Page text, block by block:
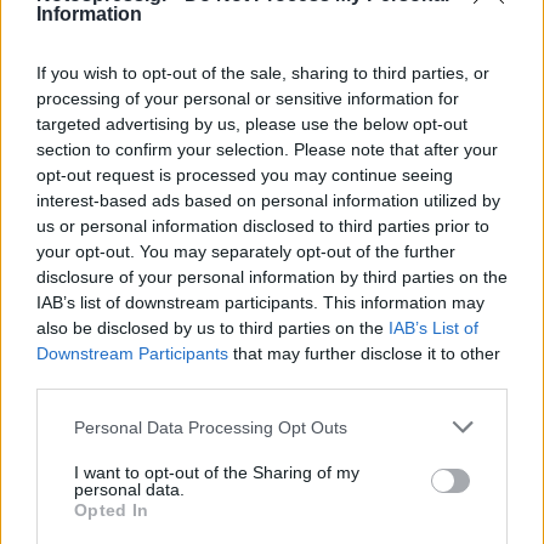
Information
If you wish to opt-out of the sale, sharing to third parties, or
processing of your personal or sensitive information for
targeted advertising by us, please use the below opt-out
section to confirm your selection. Please note that after your
opt-out request is processed you may continue seeing
interest-based ads based on personal information utilized by
us or personal information disclosed to third parties prior to
your opt-out. You may separately opt-out of the further
disclosure of your personal information by third parties on the
IAB’s list of downstream participants. This information may
also be disclosed by us to third parties on the IAB’s List of
Downstream Participants that may further disclose it to other
Personal Data Processing Opt Outs
I want to opt-out of the Sharing of my
personal data.
Opted In
συμβάν, το οποίο επήλθε κατά την εκτέλεση της
εργασίας ή εξ αφορμής αυτής σε εργάτη ή
υπάλληλο των εργασιών ή επιχειρήσεων που
αναφέρονται στο άρθρο 2 του ίδιου νόμου
(εργατικό ατύχημα), θεωρείται κάθε βλάβη, η
οποία είναι αποτέλεσμα βίαιης και αιφνίδιας
επενέργειας εξωτερικού αιτίου, άσχετου μεν με
τη σύσταση του οργανισμού του παθόντος και
τη βαθμιαία φθορά του από τις συνθήκες της
εργασίας, αλλά συνδεόμενου οπωσδήποτε μ'
αυτή λόγω της εμφάνισης του κατά την εκτέλεση
αίτιο, στο οποίο οφείλεται το εργατικό ατύχημα,
να μην ανάγεται αποκλειστικά στην οργανική ή
παθολογική προδιάθεση του παθόντος και το